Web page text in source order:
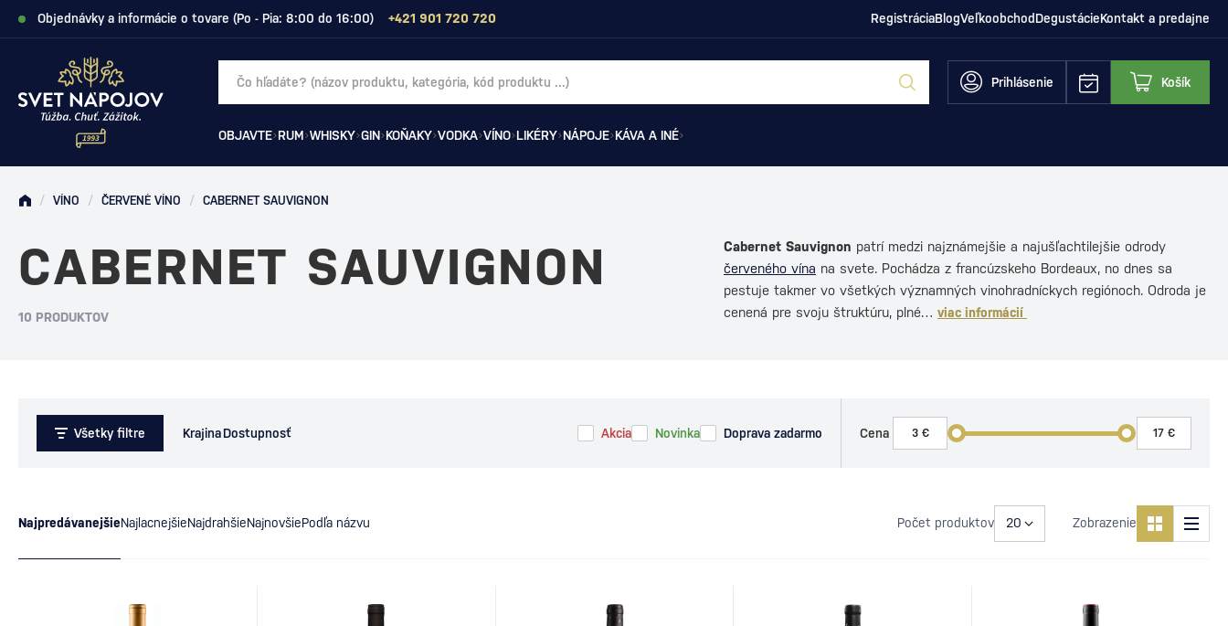
Objednávky a informácie o tovare (Po - Pia: 8:00 do 16:00) +421 901 720 720 RegistráciaBlogVeľkoobchodDegustácieKontakt a predajne
Prihlásenie Košík
OBJAVTE RUM WHISKY GIN KOŇAKY VODKA VÍNO LIKÉRY NÁPOJE KÁVA A INÉ
/ VÍNO / ČERVENÉ VÍNO / CABERNET SAUVIGNON
CABERNET SAUVIGNON
10 PRODUKTOV
Cabernet Sauvignon patrí medzi najznámejšie a najušľachtilejšie odrody
červeného vína na svete. Pochádza z francúzskeho Bordeaux, no dnes sa
pestuje takmer vo všetkých významných vinohradníckych regiónoch. Odroda je
cenená pre svoju štruktúru, plné… viac informácií
Všetky filtre KrajinaDostupnosť Akcia Novinka Doprava zadarmo Cena
NajpredávanejšieNajlacnejšieNajdrahšieNajnovšiePodľa názvu Počet produktov Zobrazenie